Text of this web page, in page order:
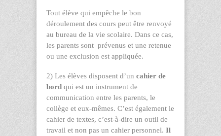
Tout élève qui empêche le bon
déroulement des cours peut être renvoyé
au bureau de la vie scolaire. Dans ce cas,
les parents sont prévenus et une retenue
ou une exclusion est appliquée.
2) Les élèves disposent d’un cahier de
bord qui est un instrument de
communication entre les parents, le
collège et eux-mêmes. C’est également le
cahier de textes, c’est-à-dire un outil de
travail et non pas un cahier personnel. Il